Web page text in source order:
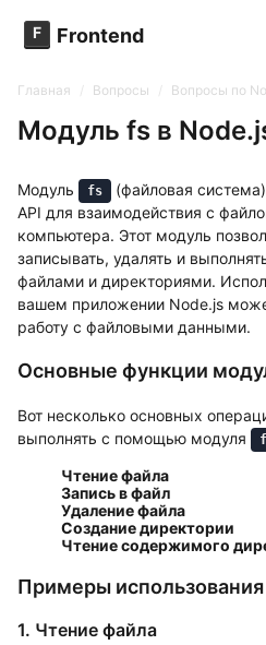
F Frontend
Тренажер
Главная Вопросы Вопросы по
Модуль fs в
Модуль fs
(файловая
API для взаимодействия с
компьютера. Этот модуль
записывать, удалять и
файлами и директориями.
вашем приложении Node.js
работу с файловыми данными.
Основные функции
Вот несколько основных
выполнять с помощью модуля
Чтение файла
Запись в файл
Удаление файла
Создание директории
Чтение содержимого
Примеры использования
1. Чтение файла